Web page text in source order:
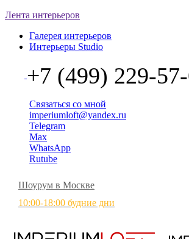
Лента интерьеров
Галерея интерьеров
Интерьеры Studio
+7 (499) 229-
Связаться со мной
imperiumloft@yandex.ru
Telegram
Max
WhatsApp
Rutube
Шоурум в Москве
10:00-18:00 будние дни